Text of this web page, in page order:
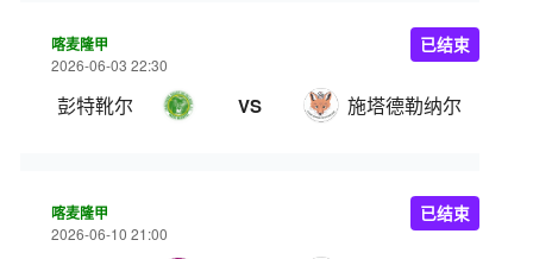
喀麦隆甲
2026-06-03 22:30
彭特靴尔 VS 施塔德勒纳尔
已结束
喀麦隆甲
2026-06-10 21:00
已结束